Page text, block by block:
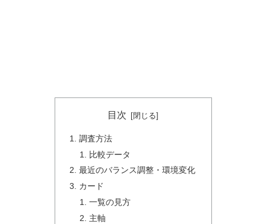
目次
調査方法
比較データ
最近のバランス調整・環境変化
カード
一覧の見方
主軸